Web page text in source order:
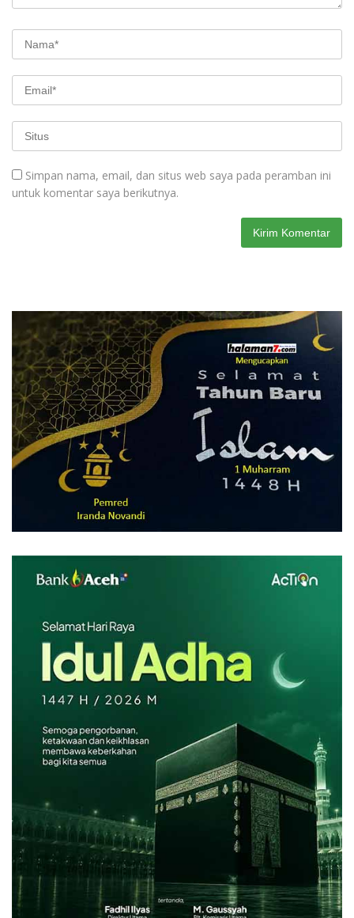
Simpan nama, email, dan situs web saya pada peramban ini
untuk komentar saya berikutnya.